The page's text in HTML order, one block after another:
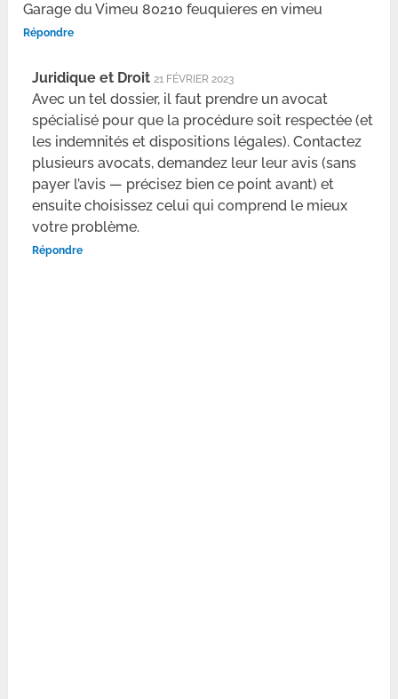
Garage du Vimeu 80210 feuquieres en vimeu
Répondre
Juridique et Droit 21 FÉVRIER 2023
Avec un tel dossier, il faut prendre un avocat
spécialisé pour que la procédure soit respectée (et
les indemnités et dispositions légales). Contactez
plusieurs avocats, demandez leur leur avis (sans
payer l’avis — précisez bien ce point avant) et
ensuite choisissez celui qui comprend le mieux
votre problème.
Répondre